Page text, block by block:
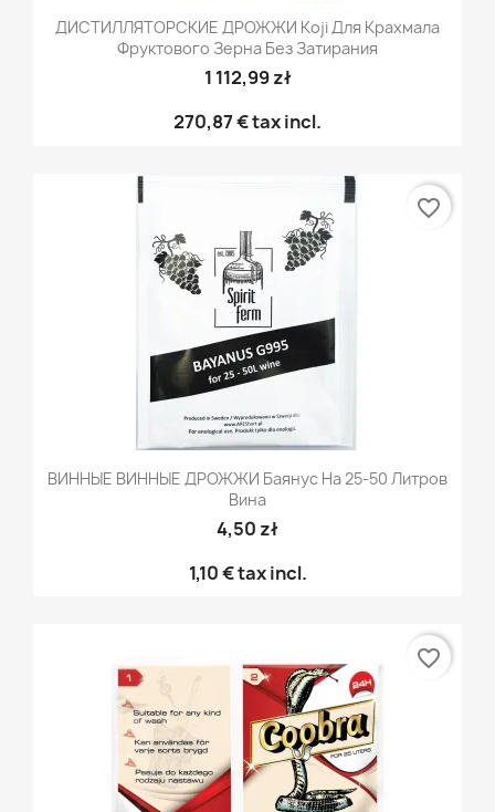
ДИСТИЛЛЯТОРСКИЕ ДРОЖЖИ Koji Для Крахмала
Фруктового Зерна Без Затирания
1 112,99 zł
270,87 €tax incl.
ВИННЫЕ ВИННЫЕ ДРОЖЖИ Баянус На 25-50 Литров
Вина
4,50 zł
1,10 €tax incl.
favorite_border
favorite_border